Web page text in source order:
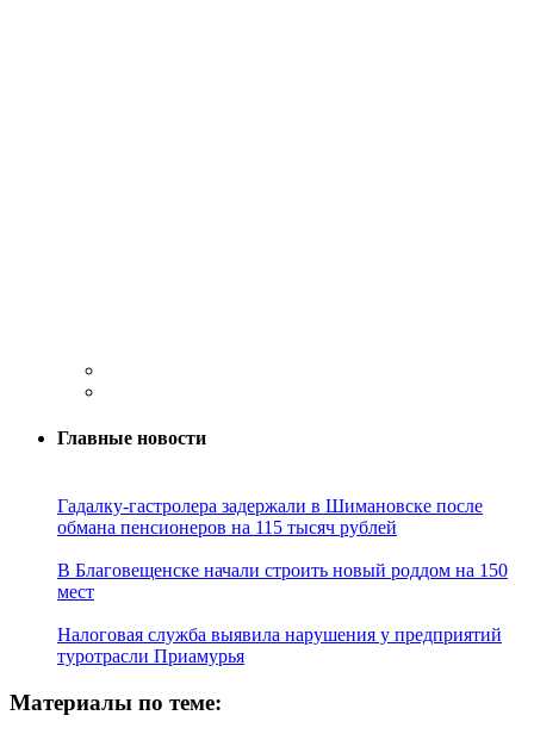
Главные новости
Гадалку-гастролера задержали в Шимановске после
обмана пенсионеров на 115 тысяч рублей
В Благовещенске начали строить новый роддом на 150
мест
Налоговая служба выявила нарушения у предприятий
туротрасли Приамурья
Материалы по теме: